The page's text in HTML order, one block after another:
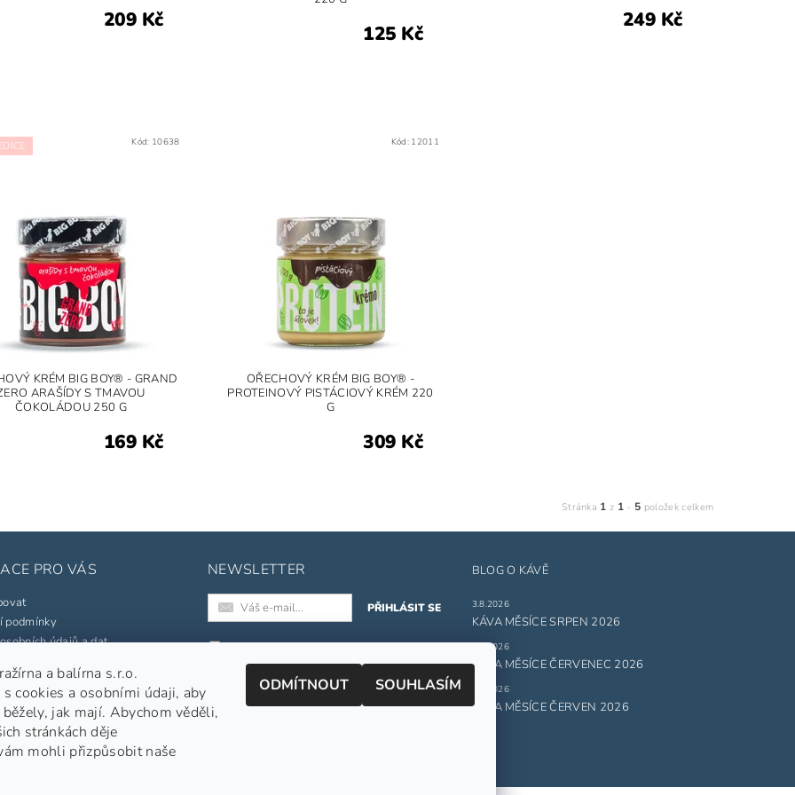
209 Kč
125 Kč
249 Kč
Kód: 10638
KRÉM BIG BOY® - GRAND
ARAŠÍDY S TMAVOU
ČOKOLÁDOU 250 G
169 Kč
Kód: 12011
OŘECHOVÝ KRÉM BIG BOY® -
PROTEINOVÝ PISTÁCIOVÝ KRÉM 220
G
309 Kč
Stránka 1 z 1 - 5 položek celkem
PRO VÁS
podmínky
údajů a dat
značky
NEWSLETTER
souhlasíte s našimiobchodními
podmínkami.
Informace o zpracování osobních údajů.
BLOG O KÁVĚ
3.8.2026
KÁVA MĚSÍCE SRPEN 2026
1.7.2026
KÁVA MĚSÍCE ČERVENEC 2026
1.6.2026
KÁVA MĚSÍCE ČERVEN 2026
Nepražená zelená káva
a balírna s.r.o.
s cookies a osobními údaji, aby
jak mají. Abychom věděli,
stránkách děje
mohli přizpůsobit naše
ODMÍTNOUT SOUHLASÍM